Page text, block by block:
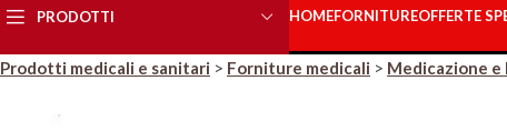
PRODOTTI HOMEFORNITUREOFFERTE
Prodotti medicali e sanitari > Forniture medicali > Medicazione e